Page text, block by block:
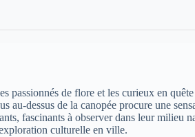
de flore et les curieux en
dessus de la canopée procure une
fascinants à observer dans leur milieu
culturelle en ville.